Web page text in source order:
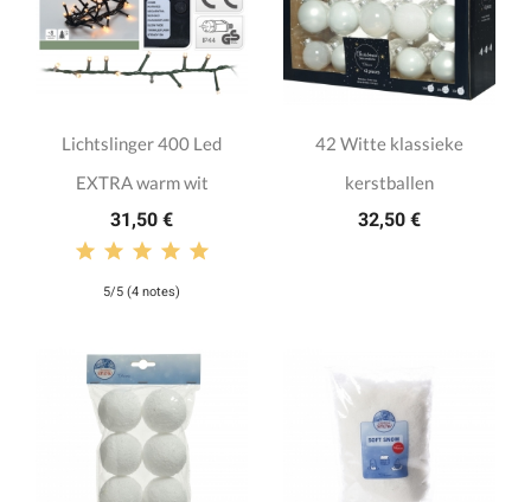
Lichtslinger 400 Led
EXTRA warm wit
31,50 €
5/5 (4 notes)
42 Witte klassieke
kerstballen
32,50 €